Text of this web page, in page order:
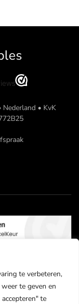
te verbeteren,
te geven en
te
• KvK
reserved.